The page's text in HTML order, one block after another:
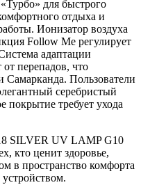
для быстрого
отдыха и
Ионизатор воздуха
Follow Me регулирует
адаптации
перепадов, что
Самарканда. Пользователи
серебристый
покрытие требует ухода
SILVER UV LAMP G10
кто ценит здоровье,
в пространство комфорта